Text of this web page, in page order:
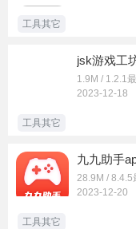
工具其它
jsk游戏工
1.9M / 1.2.1
2023-12-18
工具其它
九九助手
28.9M / 8.4.5
2023-12-20
工具其它